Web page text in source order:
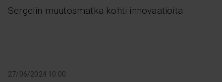
Sergelin muutosmatka kohti innovaatioita
27/06/2024 10:00